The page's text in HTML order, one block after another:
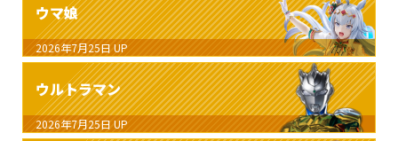
ウマ娘
2026年7月25日 UP
ウルトラマン
2026年7月25日 UP